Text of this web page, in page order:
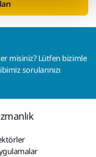
misiniz? Lütfen bizimle
sorularınızı